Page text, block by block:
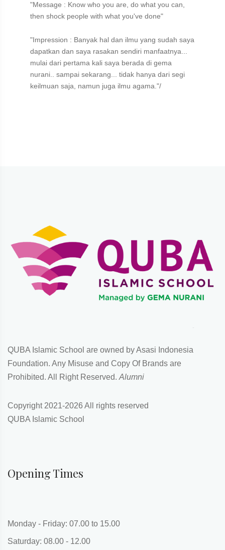
"Message : Know who you are, do what you can,
then shock people with what you've done"
"Impression : Banyak hal dan ilmu yang sudah saya
dapatkan dan saya rasakan sendiri manfaatnya...
mulai dari pertama kali saya berada di gema
nurani.. sampai sekarang... tidak hanya dari segi
keilmuan saja, namun juga ilmu agama."/
QUBA Islamic School are owned by Asasi Indonesia
Foundation. Any Misuse and Copy Of Brands are
Prohibited. All Right Reserved. Alumni
Copyright 2021-2026 All rights reserved
QUBA Islamic School
Opening Times
Monday - Friday: 07.00 to 15.00
Saturday: 08.00 - 12.00